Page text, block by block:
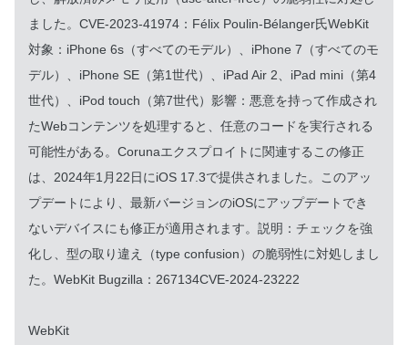
ました。 CVE-2023-41974：Félix Poulin-Bélanger氏WebKit
対象：iPhone 6s（すべてのモデル）、iPhone 7（すべてのモ
デル）、iPhone SE（第1世代）、iPad Air 2、iPad mini（第4
世代）、iPod touch（第7世代） 影響：悪意を持って作成され
たWebコンテンツを処理すると、任意のコードを実行される
可能性がある。Corunaエクスプロイトに関連するこの修正
は、2024年1月22日にiOS 17.3で提供されました。このアッ
プデートにより、最新バージョンのiOSにアップデートでき
ないデバイスにも修正が適用されます。 説明：チェックを強
化し、型の取り違え（type confusion）の脆弱性に対処しまし
た。 WebKit Bugzilla：267134CVE-2024-23222
WebKit